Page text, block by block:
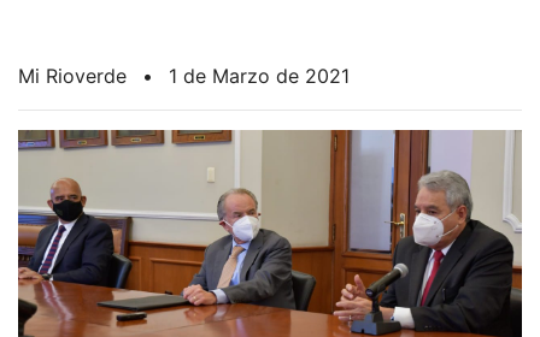
Mi Rioverde • 1 de Marzo de 2021